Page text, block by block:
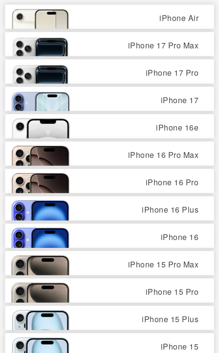
iPhone Air
iPhone 17 Pro Max
iPhone 17 Pro
iPhone 17
iPhone 16e
iPhone 16 Pro Max
iPhone 16 Pro
iPhone 16 Plus
iPhone 16
iPhone 15 Pro Max
iPhone 15 Pro
iPhone 15 Plus
iPhone 15